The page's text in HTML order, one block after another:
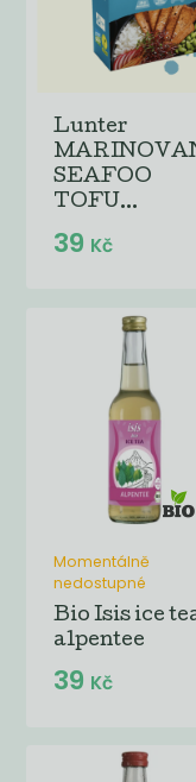
Lunter
SEAFOO
TOFU...
39 Kč
Momentálně
nedostupné
Bio Isis ice
alpentee
39 Kč